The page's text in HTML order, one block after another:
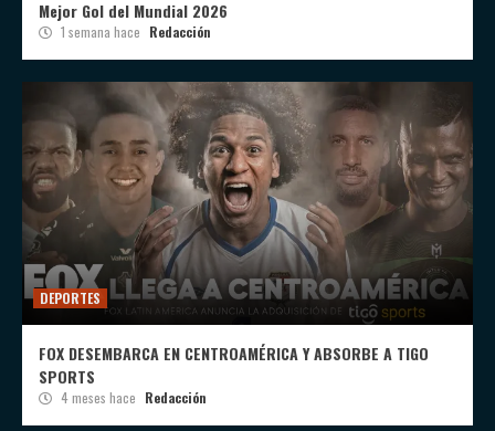
Mejor Gol del Mundial 2026
1 semana hace Redacción
DEPORTES
FOX DESEMBARCA EN CENTROAMÉRICA Y ABSORBE A TIGO
SPORTS
4 meses hace Redacción